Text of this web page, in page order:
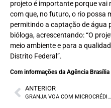
projeto é importante porque vai
com que, no futuro, o rio possa
permitindo a captação de água
bióloga, acrescentando: “O
meio ambiente e para a
Distrito Federal”.
Com informações da Agência Brasília
ANTERIOR
GRANJA VOA COM MICROCRÉDITO